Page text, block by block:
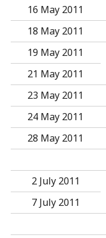
16 May 2011
18 May 2011
19 May 2011
21 May 2011
23 May 2011
24 May 2011
28 May 2011
2 July 2011
7 July 2011